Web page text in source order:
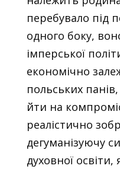
перебувало під
одного боку,
імперської
економічно
польських
йти на
реалістично
дегуманізуючу
духовної освіти,